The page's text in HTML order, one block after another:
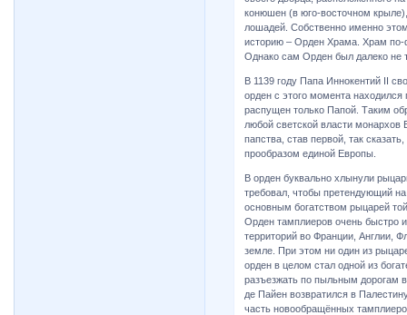
конюшен (в юго-восточном
лошадей. Собственно именно
историю – Орден Храма. Храм по-
Однако сам Орден был далеко не
В 1139 году Папа Иннокентий II
орден с этого момента
распущен только Папой. Таким
любой светской власти
папства, став первой, так
прообразом единой Европы.
В орден буквально хлынули
требовал, чтобы претендующий
основным богатством рыцарей
Орден тамплиеров очень быстро
территорий во Франции, Англии,
земле. При этом ни один из
орден в целом стал одной из
разъезжать по пыльным дорогам
де Пайен возвратился в
часть новообращённых